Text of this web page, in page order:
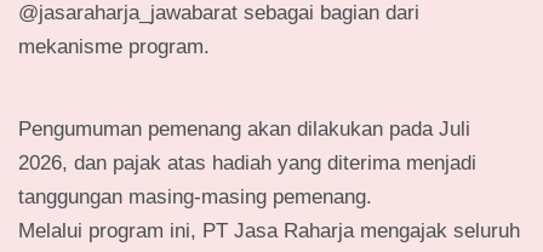
@jasaraharja_jawabarat sebagai bagian dari
mekanisme program.
Pengumuman pemenang akan dilakukan pada Juli
2026, dan pajak atas hadiah yang diterima menjadi
tanggungan masing-masing pemenang.
Melalui program ini, PT Jasa Raharja mengajak seluruh